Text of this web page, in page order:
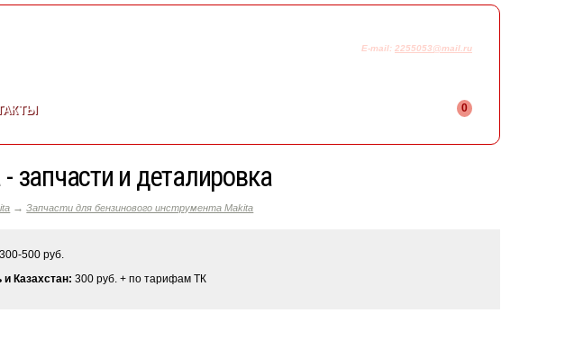
E-mail: 2255053@mail.ru
0
запчасти и деталировка
→Запчасти для бензинового инструмента Makita
300-500 руб.
Казахстан: 300 руб. + по тарифам ТК